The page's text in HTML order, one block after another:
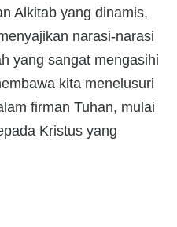
Alkitab yang dinamis,
narasi-narasi
yang sangat mengasihi
kita menelusuri
firman Tuhan, mulai
Kristus yang